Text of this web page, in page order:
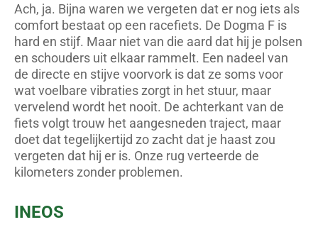
Ach, ja. Bijna waren we vergeten dat er nog iets als
comfort bestaat op een racefiets. De Dogma F is
hard en stijf. Maar niet van die aard dat hij je polsen
en schouders uit elkaar rammelt. Een nadeel van
de directe en stijve voorvork is dat ze soms voor
wat voelbare vibraties zorgt in het stuur, maar
vervelend wordt het nooit. De achterkant van de
fiets volgt trouw het aangesneden traject, maar
doet dat tegelijkertijd zo zacht dat je haast zou
vergeten dat hij er is. Onze rug verteerde de
kilometers zonder problemen.
INEOS